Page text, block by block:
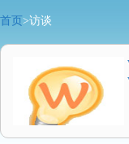
首页 >访谈